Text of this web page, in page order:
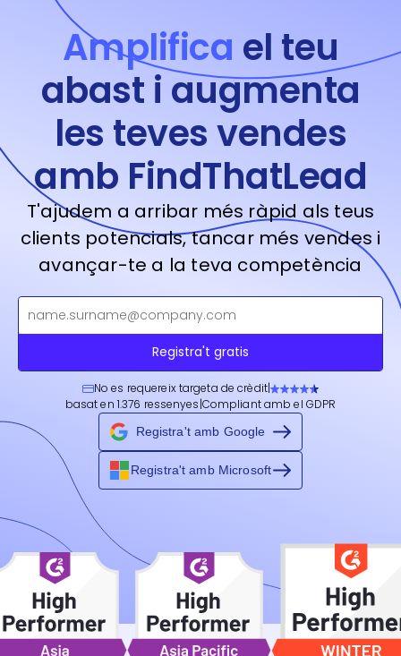
Amplifica el teu
abast i augmenta
les teves vendes
amb FindThatLead
T'ajudem a arribar més ràpid als teus
clients potencials, tancar més vendes i
avançar-te a la teva competència
Registra't gratis
No es requereix targeta de crèdit|
basat en 1.376 ressenyes|Compliant amb el GDPR
Registra't amb Google
Registra't amb Microsoft